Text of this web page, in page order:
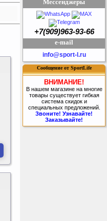
Мессенджеры
+7(909)963-93-66
e-mail
info@sport-l.ru
Сообщение от SportLife
ВНИМАНИЕ!
В нашем магазине на многие
товары существует гибкая
система скидок и
специальных предложений.
Звоните! Узнавайте!
Заказывайте!